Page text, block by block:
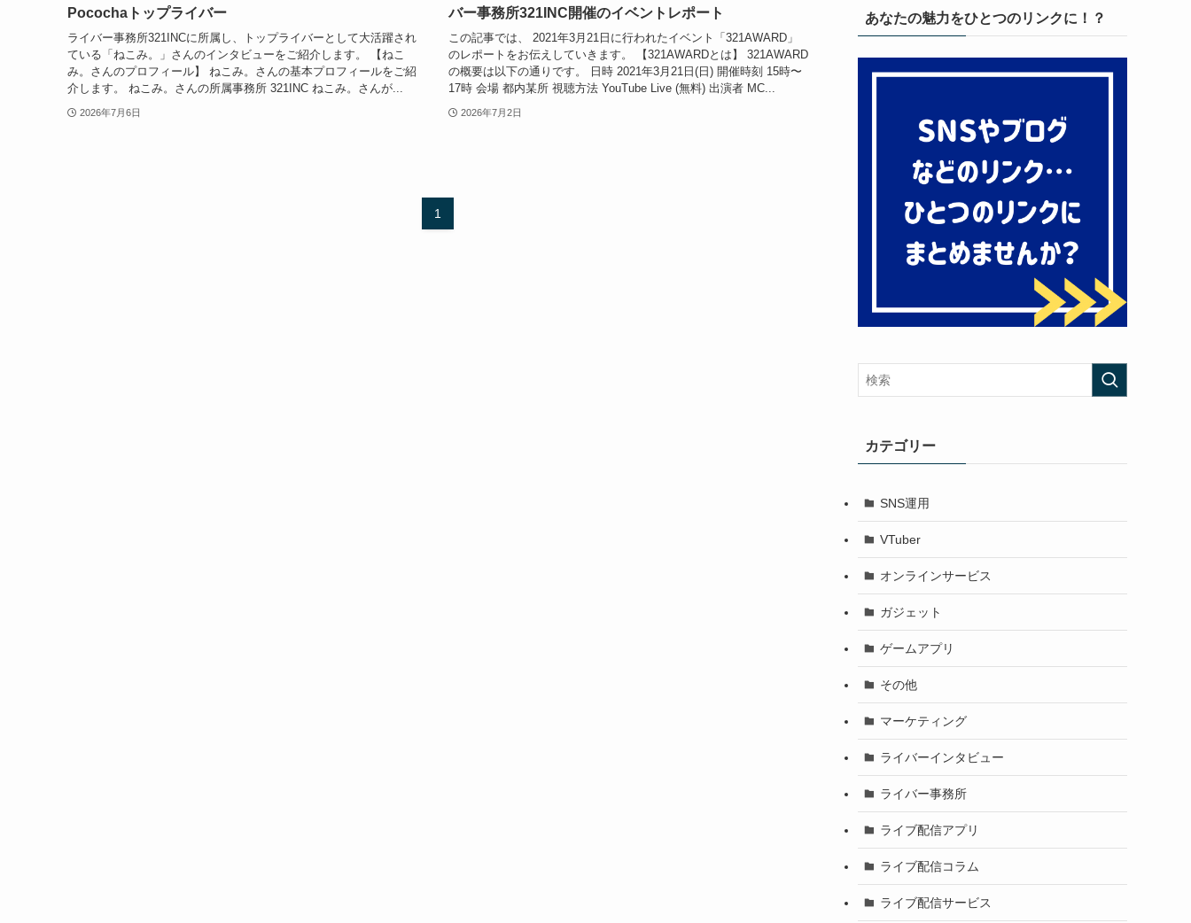
Pocochaトップライバー
ライバー事務所321INCに所属し、トップライバーとして大活躍され
ている「ねこみ。」さんのインタビューをご紹介します。 【ねこ
み。さんのプロフィール】 ねこみ。さんの基本プロフィールをご紹
介します。 ねこみ。さんの所属事務所 321INC ねこみ。さんが...
2026年7月6日
バー事務所321INC開催のイベントレポート
この記事では、 2021年3月21日に行われたイベント「321AWARD」
のレポートをお伝えしていきます。 【321AWARDとは】 321AWARD
の概要は以下の通りです。 日時 2021年3月21日(日) 開催時刻 15時〜
17時 会場 都内某所 視聴方法 YouTube Live (無料) 出演者 MC...
2026年7月2日
1
あなたの魅力をひとつのリンクに！？
カテゴリー
SNS運用
VTuber
オンラインサービス
ガジェット
ゲームアプリ
その他
マーケティング
ライバーインタビュー
ライバー事務所
ライブ配信アプリ
ライブ配信コラム
ライブ配信サービス